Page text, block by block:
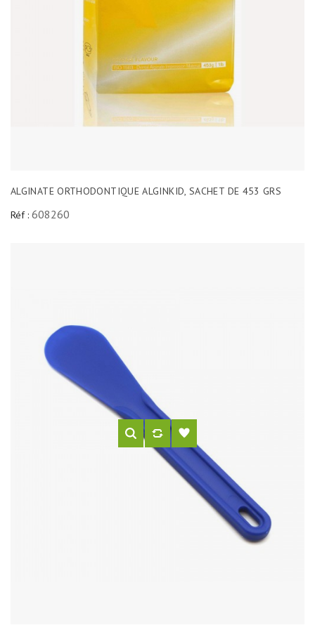
ALGINATE ORTHODONTIQUE ALGINKID, SACHET DE 453 GRS
Réf : 608260